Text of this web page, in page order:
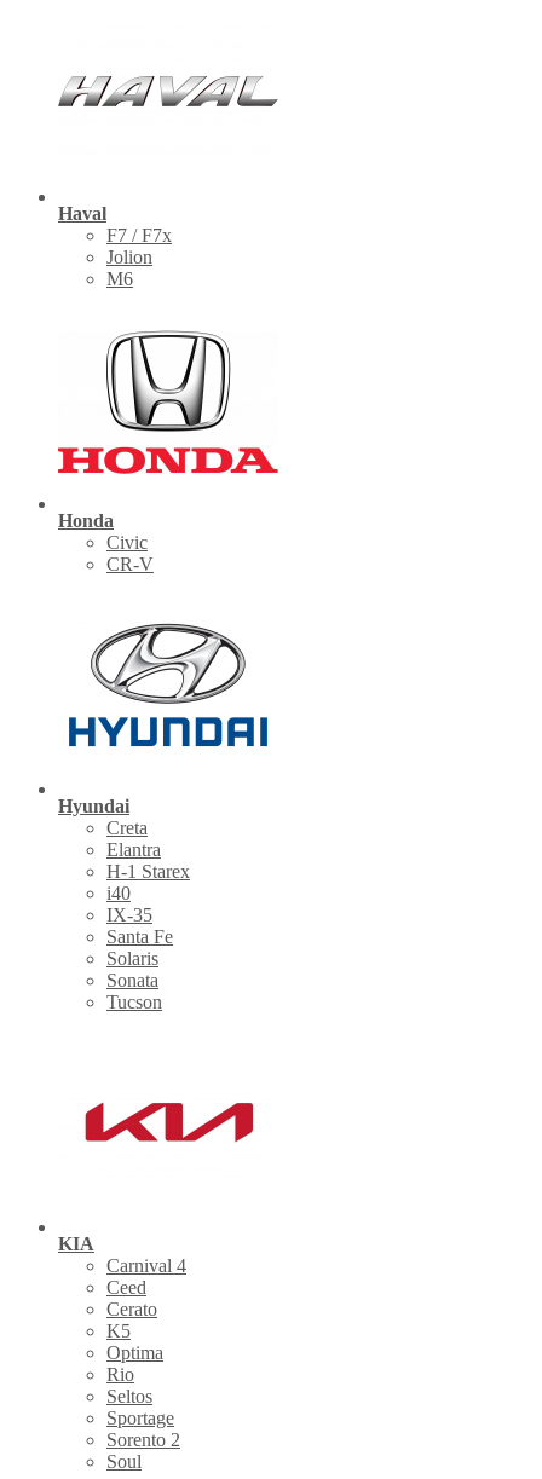
Haval
F7 / F7x
Jolion
M6
Honda
Civic
CR-V
Hyundai
Creta
Elantra
H-1 Starex
i40
IX-35
Santa Fe
Solaris
Sonata
Tucson
KIA
Carnival 4
Ceed
Cerato
K5
Optima
Rio
Seltos
Sportage
Sorento 2
Soul